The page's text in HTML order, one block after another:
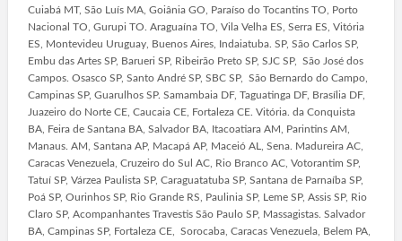
Cuiabá MT, São Luís MA, Goiânia GO, Paraíso do Tocantins TO, Porto
Nacional TO, Gurupi TO. Araguaína TO, Vila Velha ES, Serra ES, Vitória
ES, Montevideu Uruguay, Buenos Aires, Indaiatuba. SP, São Carlos SP,
Embu das Artes SP, Barueri SP, Ribeirão Preto SP, SJC SP, São José dos
Campos. Osasco SP, Santo André SP, SBC SP, São Bernardo do Campo,
Campinas SP, Guarulhos SP. Samambaia DF, Taguatinga DF, Brasília DF,
Juazeiro do Norte CE, Caucaia CE, Fortaleza CE. Vitória. da Conquista
BA, Feira de Santana BA, Salvador BA, Itacoatiara AM, Parintins AM,
Manaus. AM, Santana AP, Macapá AP, Maceió AL, Sena. Madureira AC,
Caracas Venezuela, Cruzeiro do Sul AC, Rio Branco AC, Votorantim SP,
Tatuí SP, Várzea Paulista SP, Caraguatatuba SP, Santana de Parnaíba SP,
Poá SP, Ourinhos SP, Rio Grande RS, Paulinia SP, Leme SP, Assis SP, Rio
Claro SP, Acompanhantes Travestis São Paulo SP, Massagistas. Salvador
BA, Campinas SP, Fortaleza CE, Sorocaba, Caracas Venezuela, Belem PA,